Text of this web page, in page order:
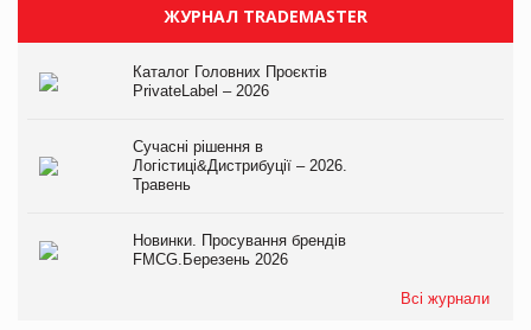
ЖУРНАЛ TRADEMASTER
Каталог Головних Проєктів
PrivateLabel – 2026
Сучасні рішення в
Логістиці&Дистрибуції – 2026.
Травень
Новинки. Просування брендів
FMCG.Березень 2026
Всі журнали